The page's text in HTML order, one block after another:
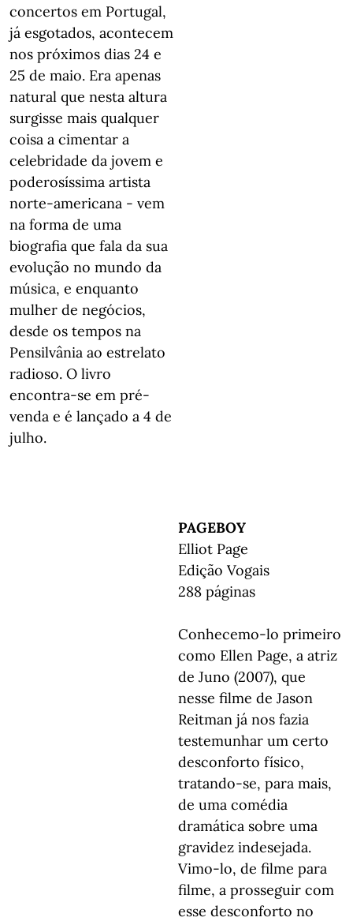
concertos em Portugal,
já esgotados, acontecem
nos próximos dias 24 e
25 de maio. Era apenas
natural que nesta altura
surgisse mais qualquer
coisa a cimentar a
celebridade da jovem e
poderosíssima artista
norte-americana - vem
na forma de uma
biografia que fala da sua
evolução no mundo da
música, e enquanto
mulher de negócios,
desde os tempos na
Pensilvânia ao estrelato
radioso. O livro
encontra-se em pré-
venda e é lançado a 4 de
julho.
PAGEBOY
Elliot Page
Edição Vogais
288 páginas
Conhecemo-lo primeiro
como Ellen Page, a atriz
de Juno (2007), que
nesse filme de Jason
Reitman já nos fazia
testemunhar um certo
desconforto físico,
tratando-se, para mais,
de uma comédia
dramática sobre uma
gravidez indesejada.
Vimo-lo, de filme para
filme, a prosseguir com
esse desconforto no